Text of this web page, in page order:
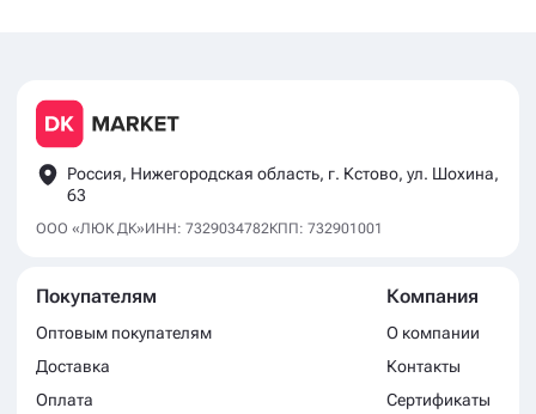
Россия, Нижегородская область, г. Кстово, ул. Шохина,
63
ООО «ЛЮК ДК»ИНН: 7329034782КПП: 732901001
Покупателям
Оптовым покупателям
Доставка
Оплата
Компания
О компании
Контакты
Сертификаты